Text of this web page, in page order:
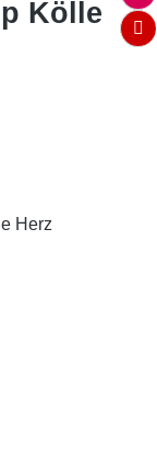
Kölle